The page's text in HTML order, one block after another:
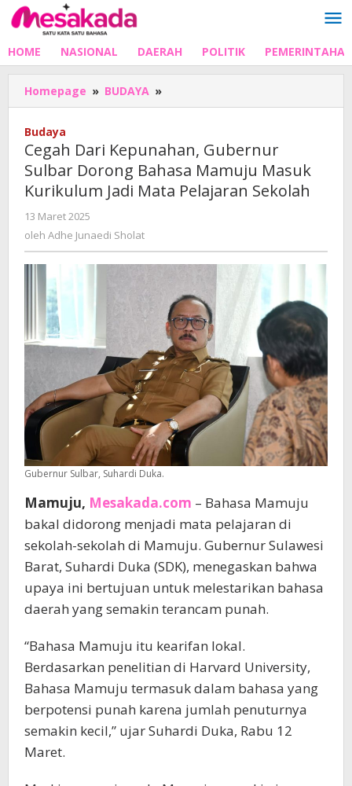
Lewati
ke
HOME NASIONAL DAERAH POLITIK
Homepage » BUDAYA »
Dari
Sulbar
Dorong
Bahasa
Jadi
Pelajaran
Sekolah
Budaya
Cegah Dari Kepunahan, Gubernur
Sulbar Dorong Bahasa Mamuju Masuk
Kurikulum Jadi Mata Pelajaran Sekolah
13 Maret 2025
Adhe
oleh Adhe Junaedi Sholat
Gubernur Sulbar, Suhardi Duka.
Mamuju, Mesakada.com – Bahasa Mamuju
bakal didorong menjadi mata pelajaran di
sekolah-sekolah di Mamuju. Gubernur Sulawesi
Barat, Suhardi Duka (SDK), menegaskan bahwa
upaya ini bertujuan untuk melestarikan bahasa
daerah yang semakin terancam punah.
“Bahasa Mamuju itu kearifan lokal.
Berdasarkan penelitian di Harvard University,
Bahasa Mamuju termasuk dalam bahasa yang
berpotensi punah karena jumlah penuturnya
semakin kecil,” ujar Suhardi Duka, Rabu 12
Maret.